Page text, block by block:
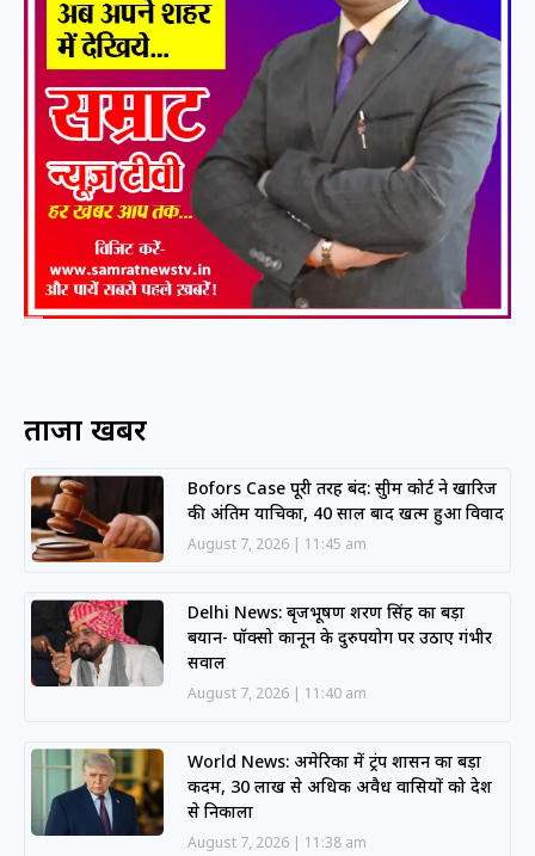
ताजा खबरें
Bofors Case पूरी तरह बंद: सुप्रीम कोर्ट ने खारिज
की अंतिम याचिका, 40 साल बाद खत्म हुआ विवाद
August 7, 2026 11:45 am
Delhi News: बृजभूषण शरण सिंह का बड़ा
बयान- पॉक्सो कानून के दुरुपयोग पर उठाए गंभीर
सवाल
August 7, 2026 11:40 am
World News: अमेरिका में ट्रंप प्रशासन का बड़ा
कदम, 30 लाख से अधिक अवैध प्रवासियों को देश
से निकाला
August 7, 2026 11:38 am